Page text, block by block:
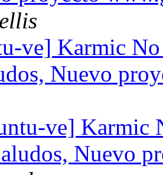
ve] Karmic
Nuevo
ve] Karmic
Nuevo